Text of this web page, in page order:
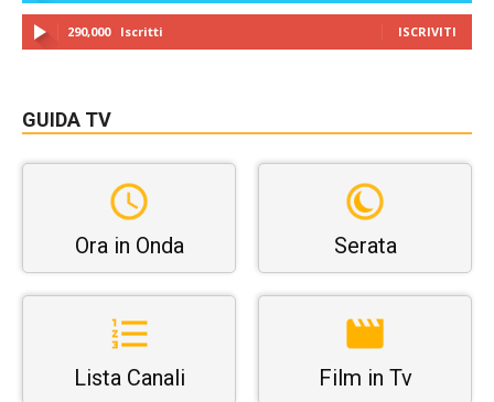
290,000 Iscritti ISCRIVITI
GUIDA TV
Ora in Onda Serata
Lista Canali Film in Tv